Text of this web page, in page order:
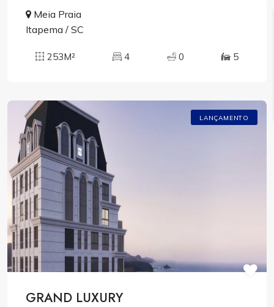
Meia Praia
Itapema / SC
253M² 4 0 5
LANÇAMENTO
GRAND LUXURY